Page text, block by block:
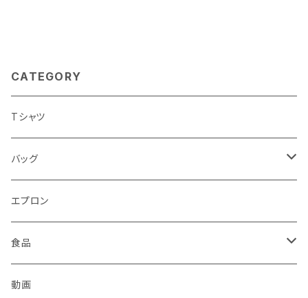
CATEGORY
Tシャツ
バッグ
トートバッグ
エプロン
食品
飲料
動画